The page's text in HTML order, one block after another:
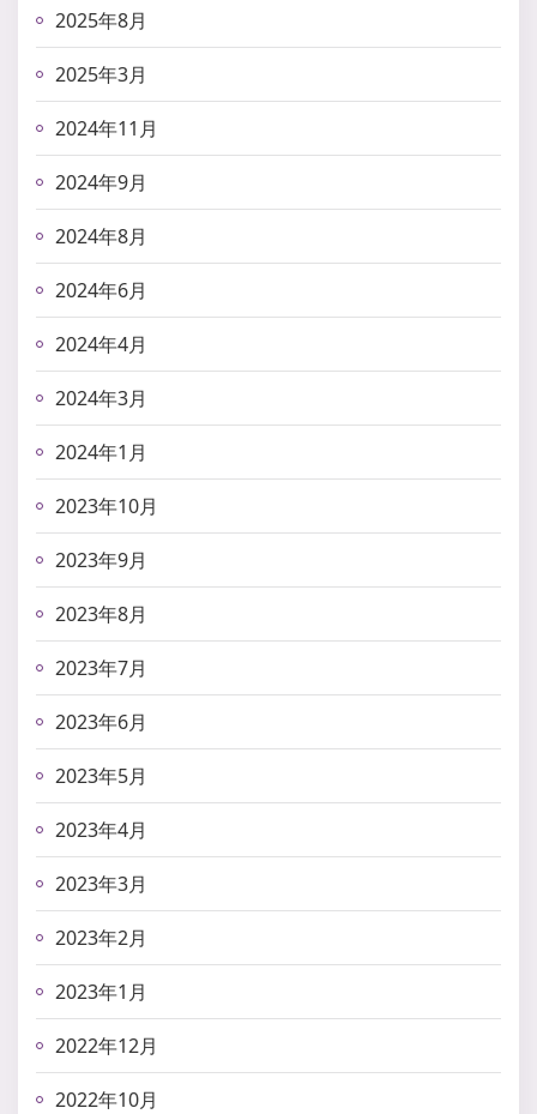
2025年8月
2025年3月
2024年11月
2024年9月
2024年8月
2024年6月
2024年4月
2024年3月
2024年1月
2023年10月
2023年9月
2023年8月
2023年7月
2023年6月
2023年5月
2023年4月
2023年3月
2023年2月
2023年1月
2022年12月
2022年10月